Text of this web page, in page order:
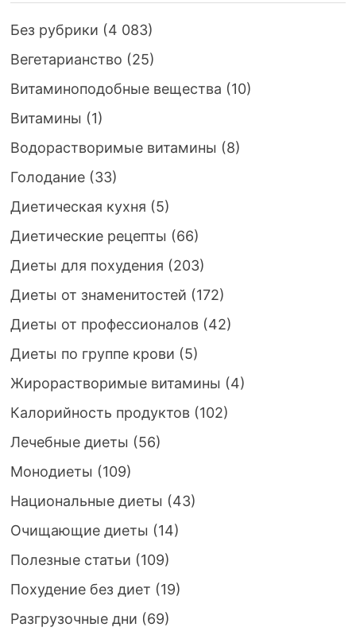
Без рубрики (4 083)
Вегетарианство (25)
Витаминоподобные вещества (10)
Витамины (1)
Водорастворимые витамины (8)
Голодание(33)
Диетическая кухня (5)
Диетические рецепты (66)
Диеты для похудения (203)
Диеты от знаменитостей (172)
Диеты от профессионалов(42)
Диеты по группе крови (5)
Жирорастворимые витамины (4)
Калорийность продуктов(102)
Лечебные диеты (56)
Монодиеты (109)
Национальные диеты (43)
Очищающие диеты (14)
Полезные статьи (109)
Похудение без диет (19)
Разгрузочные дни (69)